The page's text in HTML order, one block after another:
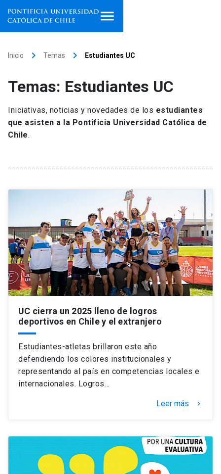
Facultades, escuelas e
institutos
Investigación
Universidad
Información para keyboard_arrow_down
Futuros estudiantes
Académicos
Personal
Alumni launch
Go to english site launch
Admisión launch
Mi Cuenta UC launch
Mi Portal UC launch
Inicio keyboard_arrow_right Temas keyboard_arrow_right Estudiantes UC
Temas: Estudiantes UC
Iniciativas, noticias y novedades de los estudiantes
que asisten a la Pontificia Universidad Católica de
Chile.
UC cierra un 2025 lleno de logros
deportivos en Chile y el extranjero
Estudiantes-atletas brillaron este año
defendiendo los colores institucionales y
representando al país en competencias locales e
internacionales. Logros…
Leer más keyboard_arrow_right